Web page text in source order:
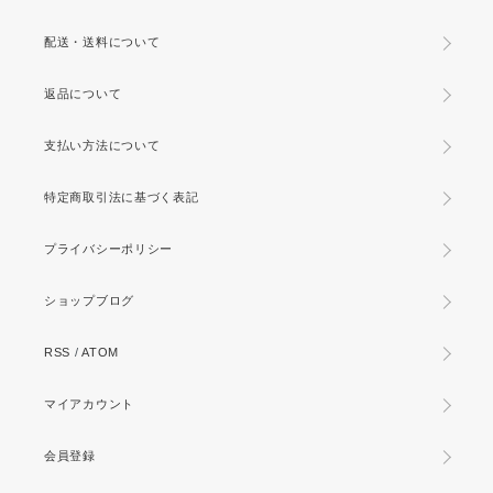
配送・送料について
返品について
支払い方法について
特定商取引法に基づく表記
プライバシーポリシー
ショップブログ
RSS /ATOM
マイアカウント
会員登録